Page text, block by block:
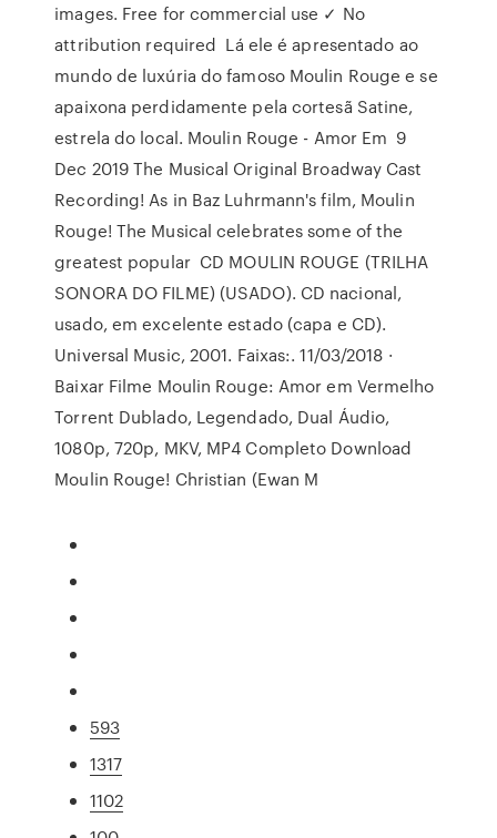
images. Free for commercial use ✓ No
attribution required Lá ele é apresentado ao
mundo de luxúria do famoso Moulin Rouge e se
apaixona perdidamente pela cortesã Satine,
estrela do local. Moulin Rouge - Amor Em 9
Dec 2019 The Musical Original Broadway Cast
Recording! As in Baz Luhrmann's film, Moulin
Rouge! The Musical celebrates some of the
greatest popular CD MOULIN ROUGE (TRILHA
SONORA DO FILME) (USADO). CD nacional,
usado, em excelente estado (capa e CD).
Universal Music, 2001. Faixas:. 11/03/2018 ·
Baixar Filme Moulin Rouge: Amor em Vermelho
Torrent Dublado, Legendado, Dual Áudio,
1080p, 720p, MKV, MP4 Completo Download
Moulin Rouge! Christian (Ewan M
593
1317
1102